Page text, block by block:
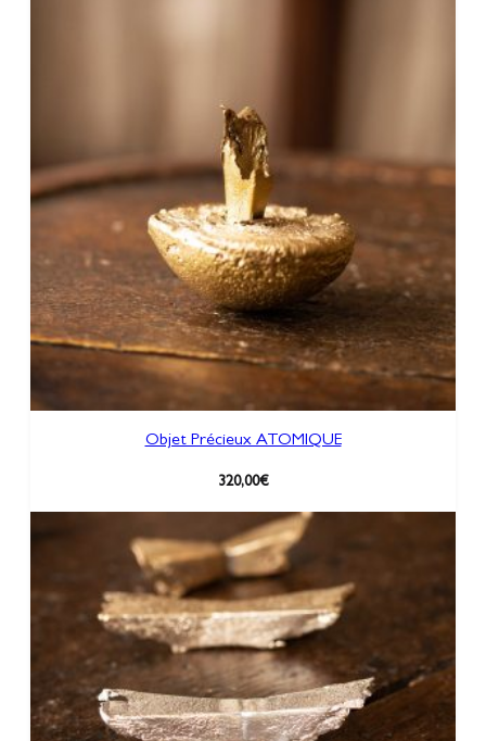
Objet Précieux ATOMIQUE
320,00€